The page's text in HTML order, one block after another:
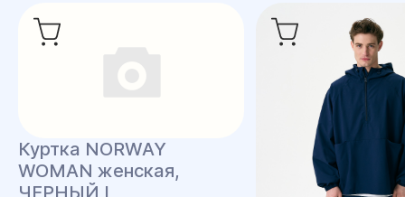
Куртка NORWAY
WOMAN женская,
ЧЕРНЫЙ L